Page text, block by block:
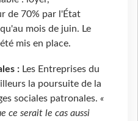
de 70% par l'État
mois de juin. Le
mis en place.
: Les Entreprises du
la poursuite de la
sociales patronales. «
ce serait le cas aussi